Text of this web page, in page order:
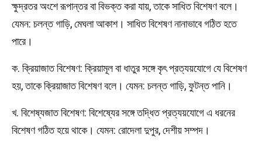
ক্ষুদ্রতর অংশে রূপান্তর বা বিভক্ত করা যায়, তাকে সাধিত বিশেষণ বলে।
যেমন: চলন্ত গাড়ি, মেঘলা আকাশ। সাধিত বিশেষণ নানাভাবে গঠিত হতে
পারে।
ক. ক্রিয়াজাত বিশেষণ: ক্রিয়ামূল বা ধাতুর সঙ্গে কৃৎ প্রত্যয়যোগে যে বিশেষণ
হয়, তাকে ক্রিয়াজাত বিশেষণ বলে। যেমন: চলন্ত গাড়ি, ফুটন্ত পানি।
খ. বিশেষ্যজাত বিশেষণ: বিশেষ্যের সঙ্গে তদ্ধিত প্রত্যয়যোগে এ ধরনের
বিশেষণ গঠিত হয়ে থাকে। যেমন: রোদেলা দুপুর, দেশীয় সম্পদ।